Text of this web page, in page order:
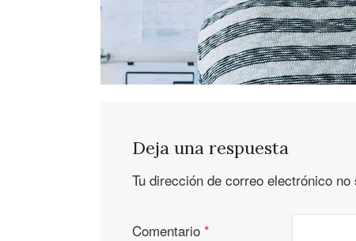
Deja una respuesta
Tu dirección de correo electrónico no
Comentario *